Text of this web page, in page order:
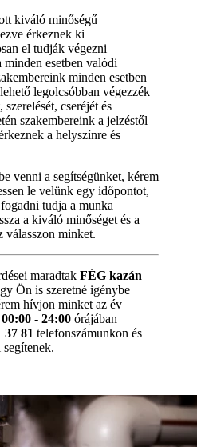
kiváló minőségű
érkeznek ki
el tudják végezni
esetben valódi
minden esetben
legolcsóbban végezzék
cseréjét és
szakembereink a jelzéstől
a helyszínre és
venni a segítségünket, kérem
le velünk egy időpontot,
tudja a munka
a kiváló minőséget és a
válasszon minket.
maradtak FÉG kazán
Ön is szeretné igénybe
hívjon minket az év
00:00 - 24:00 órájában
37 81 telefonszámunkon és